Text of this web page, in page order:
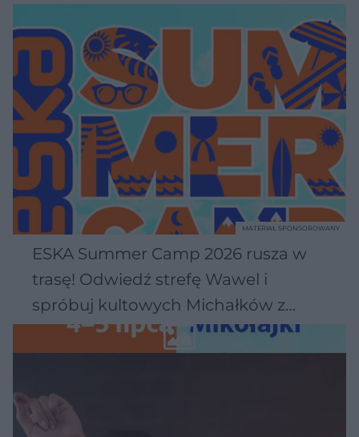
ESKA Summer Camp 2026 rusza w
trasę! Odwiedź strefę Wawel i
spróbuj kultowych Michałków z
Wawelu
MATERIAŁ SPONSOROWANY